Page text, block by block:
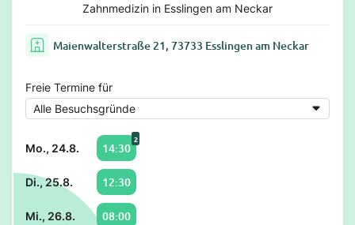
Zahnmedizin in Esslingen am Neckar
Maienwalterstraße 21, 73733 Esslingen am Neckar
Freie Termine für
Mo., 24.8. 14:30
2
Di., 25.8. 12:30
Mi., 26.8. 08:00